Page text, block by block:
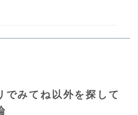
でみてね以外を探して